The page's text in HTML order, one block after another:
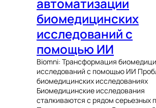
биомедицинских
исследований с
помощью ИИ
Biomni: Трансформация
исследований с помощью ИИ
биомедицинских исследованиях
Биомедицинские исследования
сталкиваются с рядом серьезных